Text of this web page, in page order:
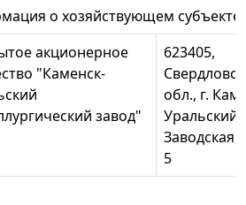
о хозяйствующем субъекте:
акционерное
"Каменск-
завод"
623405,
обл., г.
Уральский,
Заводская,
5